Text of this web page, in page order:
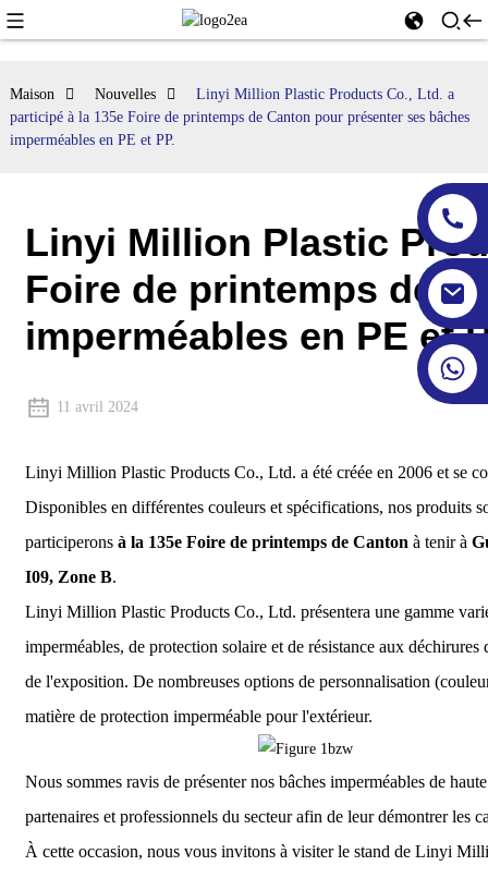
Maison Nouvelles
Linyi Million Plastic Products Co., Ltd. a
participé à la 135e Foire de printemps de Canton pour présenter ses bâches
imperméables en PE et PP.
Linyi Million Plastic
Foire de printemps de
imperméables en PE et
11 avril 2024
Linyi Million Plastic Products Co., Ltd. a été créée en 2006 et se
Disponibles en différentes couleurs et spécifications, nos produits
participerons à la 135e Foire de printemps de Canton à tenir à
I09, Zone B.
Linyi Million Plastic Products Co., Ltd. présentera une gamme
imperméables, de protection solaire et de résistance aux
de l'exposition. De nombreuses options de personnalisation
matière de protection imperméable pour l'extérieur.
Nous sommes ravis de présenter nos bâches imperméables de
partenaires et professionnels du secteur afin de leur démontrer les
À cette occasion, nous vous invitons à visiter le stand de Linyi